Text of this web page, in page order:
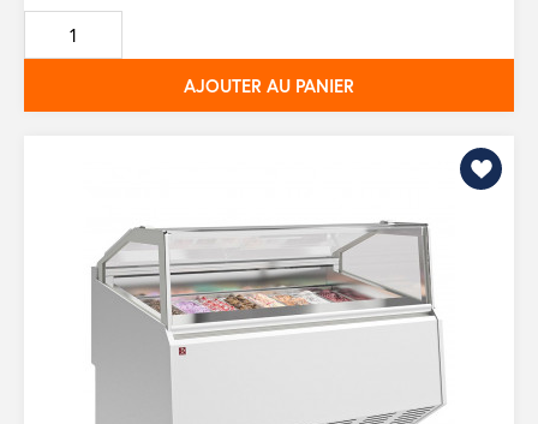
de
base
AJOUTER AU PANIER